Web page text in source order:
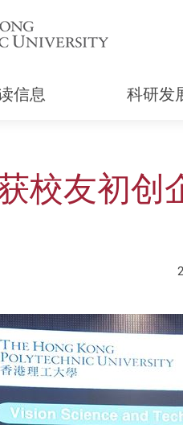
信息 科研发
校友初创